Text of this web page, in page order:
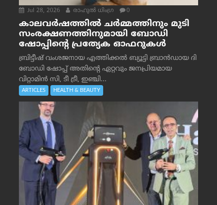
Jul 28, 2026 രാഹുല്‍ ധിംഗ്ര 0
കാലവർഷത്തിൽ ചർമ്മത്തിനും മുടി
സംരക്ഷണത്തിനുമായി ബോഡി
ഷോപ്പിന്റെ പ്രത്യേക ഓഫറുകൾ
ബ്രിട്ടീഷ് വംശജനായ എത്തിക്കൽ ബ്യൂട്ടി ബ്രാൻഡായ ദി
ബോഡി ഷോപ്പ് അതിന്റെ ഏറ്റവും ജനപ്രിയമായ
വിറ്റാമിൻ സി, ടീ ട്രീ, ഇഞ്ചി...
ARTICLES HEALTH & BEAUTY